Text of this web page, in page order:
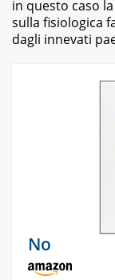
in questo caso
sulla fisiologica
dagli innevati
No